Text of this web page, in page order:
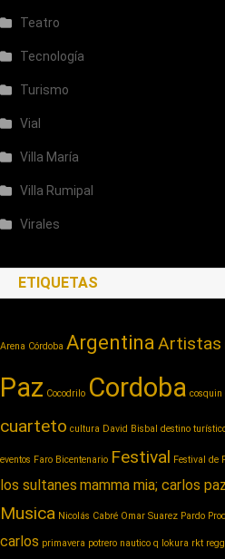
Teatro
Tecnología
Turismo
Vial
Villa María
Villa Rumipal
Virales
ETIQUETAS
Arena Córdoba ArgentinaArtistas
Paz Cocodrilo Cordoba cosquin
cuarteto cultura David Bisbal destino
eventos Faro Bicentenario Festival Festival de
los sultanes mamma mia; carlos
Musica Nicolás Cabré Omar Suarez Pardo
carlos primavera potrero nautico q lokura rkt